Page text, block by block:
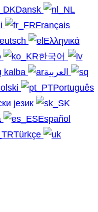
Dansk
Français
Ελληνικά
한국어
kalba
Português
језик
Español
Türkçe